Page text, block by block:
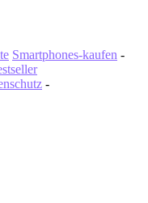
Smartphones-kaufen -
-